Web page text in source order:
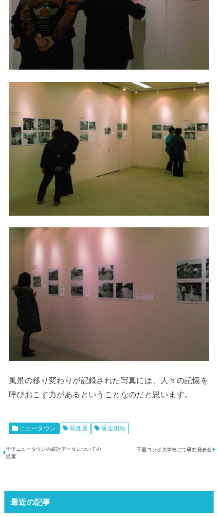
風景の移り変わりが記録された写真には、人々の記憶を
呼びおこす力があるということなのだと思います。
ニュータウン 写真展 香里団地
千里ニュータウンの統計データについての
提案
千里コラボ大学校にて研究発表会
最近の記事